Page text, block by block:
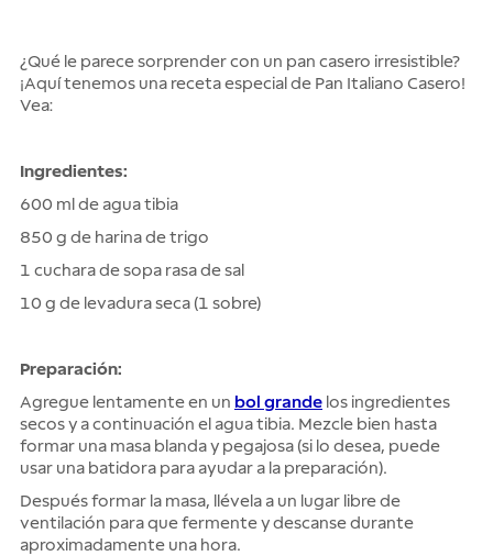
¿Qué le parece sorprender con un pan casero irresistible?
¡Aquí tenemos una receta especial de Pan Italiano Casero!
Vea:
Ingredientes:
600 ml de agua tibia
850 g de harina de trigo
1 cuchara de sopa rasa de sal
10 g de levadura seca (1 sobre)
Preparación:
Agregue lentamente en un bol grande los ingredientes
secos y a continuación el agua tibia. Mezcle bien hasta
formar una masa blanda y pegajosa (si lo desea, puede
usar una batidora para ayudar a la preparación).
Después formar la masa, llévela a un lugar libre de
ventilación para que fermente y descanse durante
aproximadamente una hora.